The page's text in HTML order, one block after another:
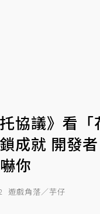
協議》看
成就 開發
你
遊戲角落／芋仔